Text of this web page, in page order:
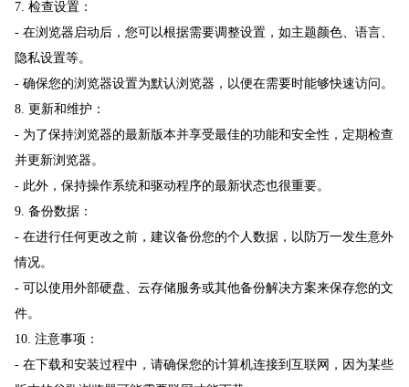
7. 检查设置：
- 在浏览器启动后，您可以根据需要调整设置，如主题颜色、语言、
隐私设置等。
- 确保您的浏览器设置为默认浏览器，以便在需要时能够快速访问。
8. 更新和维护：
- 为了保持浏览器的最新版本并享受最佳的功能和安全性，定期检查
并更新浏览器。
- 此外，保持操作系统和驱动程序的最新状态也很重要。
9. 备份数据：
- 在进行任何更改之前，建议备份您的个人数据，以防万一发生意外
情况。
- 可以使用外部硬盘、云存储服务或其他备份解决方案来保存您的文
件。
10. 注意事项：
- 在下载和安装过程中，请确保您的计算机连接到互联网，因为某些